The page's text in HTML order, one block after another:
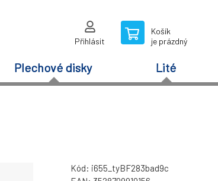
Přihlásit
Košík
je prázdný
Plechové disky Lité
Kód: i655_tyBF283bad9c